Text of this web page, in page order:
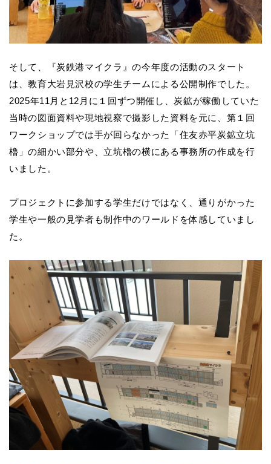
そして、『炭鉄港マイクラ』の今年度の活動のスタート
は、教育大岩見沢校の学生チームによる公開制作でした。
2025年11月と12月に１回ずつ開催し、炭鉱が稼働していた
当時の図面資料や現地視察で撮影した資料を元に、第１回
ワークショップでは手が回らなかった「住友赤平炭鉱立坑
櫓」の細かい部分や、立坑櫓の横にある事務所の作成を行
いました。
プロジェクトに参加する学生だけではなく、通りがかった
学生や一般の見学者も制作中のワールドを体感していまし
た。